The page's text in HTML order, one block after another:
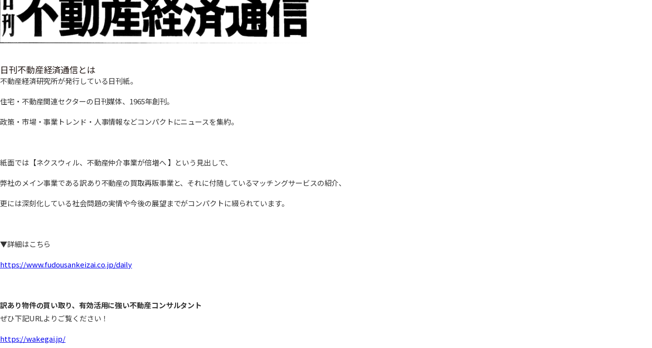
日刊不動産経済通信とは
不動産経済研究所が発行している日刊紙。
住宅・不動産関連セクターの日刊媒体、1965年創刊。
政策・市場・事業トレンド・人事情報などコンパクトにニュースを集約。
紙面では【ネクスウィル、不動産仲介事業が倍増へ 】という見出しで、
弊社のメイン事業である訳あり不動産の買取再販事業と、それに付随しているマッチングサービスの紹介、
更には深刻化している社会問題の実情や今後の展望までがコンパクトに綴られています。
▼詳細はこちら
https://www.fudousankeizai.co.jp/daily
訳あり物件の買い取り、有効活用に強い不動産コンサルタント
ぜひ下記URLよりご覧ください！
https://wakegai.jp/